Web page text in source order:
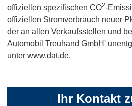
offiziellen spezifischen CO2-
offiziellen Stromverbrauch neuer
der an allen Verkaufsstellen und
Automobil Treuhand GmbH'
unter www.dat.de.
Ihr Kontakt